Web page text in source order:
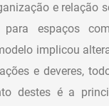
e relação
para espaços
implicou
e deveres,
destes é a